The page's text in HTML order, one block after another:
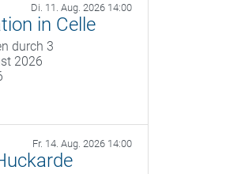
Di. 11. Aug. 2026 14:00
in Celle
durch 3
2026
Fr. 14. Aug. 2026 14:00